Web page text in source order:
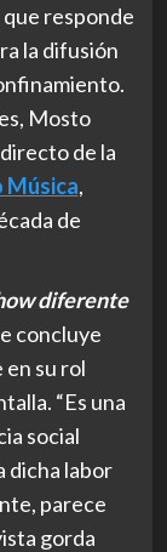
responde
la difusión
Mosto
de la
Música,
de
diferente
concluye
su rol
“Es una
social
dicha labor
parece
gorda